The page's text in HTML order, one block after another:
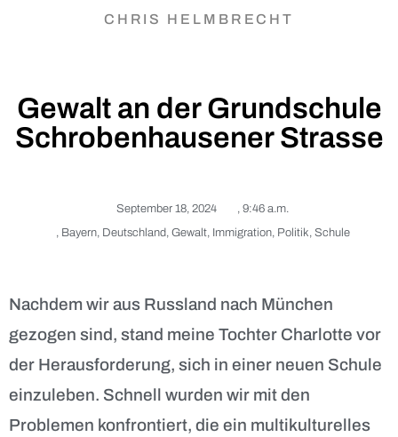
CHRIS HELMBRECHT
Gewalt an der Grundschule
Schrobenhausener Strasse
September 18, 2024 , 9:46 a.m.
, Bayern, Deutschland, Gewalt, Immigration, Politik, Schule
Nachdem wir aus Russland nach München
gezogen sind, stand meine Tochter Charlotte vor
der Herausforderung, sich in einer neuen Schule
einzuleben. Schnell wurden wir mit den
Problemen konfrontiert, die ein multikulturelles